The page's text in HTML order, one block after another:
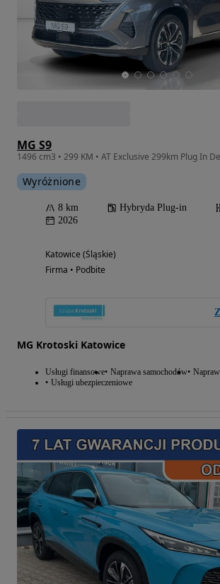
MG S9
1496 cm3 • 299 KM • AT Exclusive 299km Plug In
Wyróżnione
8 km Hybryda Plug-in
2026
Katowice (Śląskie)
Firma • Podbite
MG Krotoski Katowice
Usługi finansowe Naprawa samochodów
Usługi ubezpieczeniowe